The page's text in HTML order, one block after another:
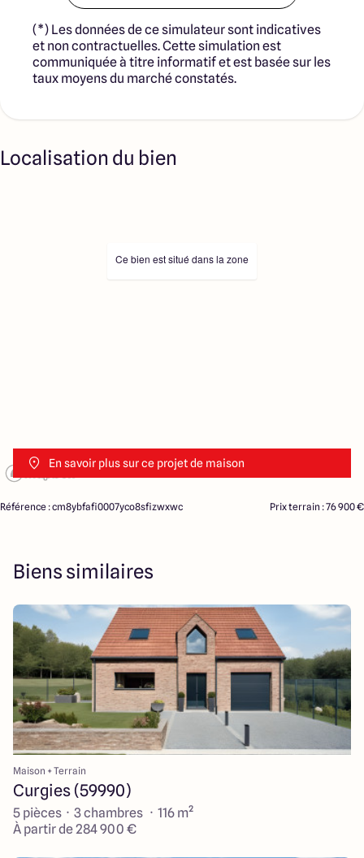
(*) Les données de ce simulateur sont indicatives
et non contractuelles. Cette simulation est
communiquée à titre informatif et est basée sur les
taux moyens du marché constatés.
Localisation du bien
En savoir plus sur ce projet de maison
Ce bien est situé dans la zone
Référence : cm8ybfafi0007yco8sfizwxwc Prix terrain : 76 900 €
Biens similaires
Maison + Terrain
Curgies (59990)
5 pièces · 3 chambres · 116 m²
À partir de 284 900 €